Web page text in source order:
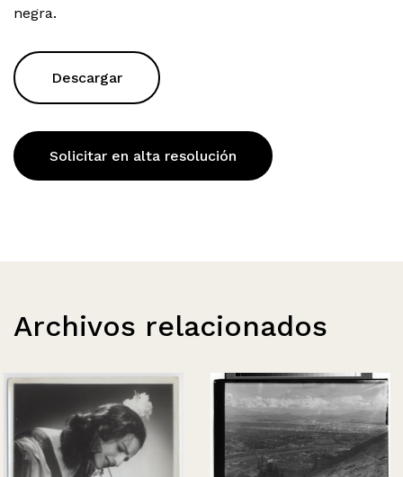
negra.
Descargar
Solicitar en alta resolución
Archivos relacionados